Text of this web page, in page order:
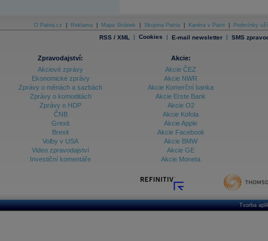
O Patria.cz Reklama Mapa Stránek Skupina Patria Kariéra v Patrii Podmínky
RSS / XML | Cookies | E-mail newsletter | SMS
Zpravodajství:
Akciové zprávy
Ekonomické zprávy
Zprávy o měnách a sazbách
Zprávy o komoditách
Zprávy o HDP
ČNB
Grexit
Brexit
Volby v USA
Video zpravodajství
Investiční komentáře
Akcie:
Akcie ČEZ
Akcie NWR
Akcie Komerční banka
Akcie Erste Bank
Akcie O2
Akcie Kofola
Akcie Apple
Akcie Facebook
Akcie BMW
Akcie GE
Akcie Moneta
Tvorba